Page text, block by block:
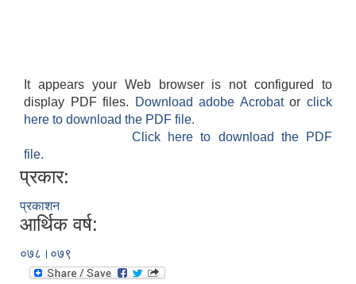
It appears your Web browser is not configured to
display PDF files.
Download adobe Acrobatorclick
here to download the PDF file.
Click here to download the PDF
file.
प्रकार:
प्रकाशन
आर्थिक वर्ष:
०७८।०७९